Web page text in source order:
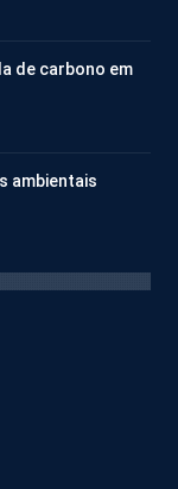
de carbono em
ambientais